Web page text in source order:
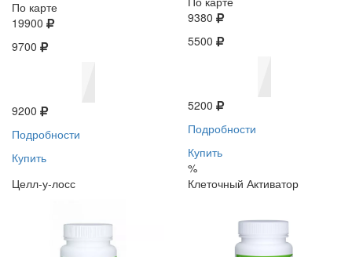
По карте
19900
9700
9200
Подробности
Купить
9380
5500
5200
Подробности
Купить
%
Целл-у-лосс
Клеточный Активатор